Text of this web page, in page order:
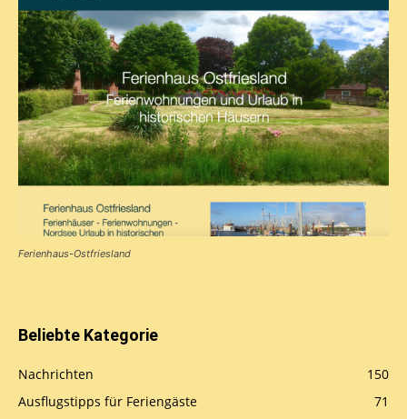
Ferienhaus-Ostfriesland
Beliebte Kategorie
Nachrichten
150
Ausflugstipps für Feriengäste
71